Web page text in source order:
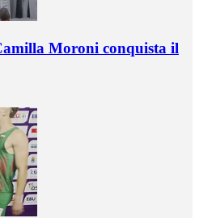
Moroni conquista il